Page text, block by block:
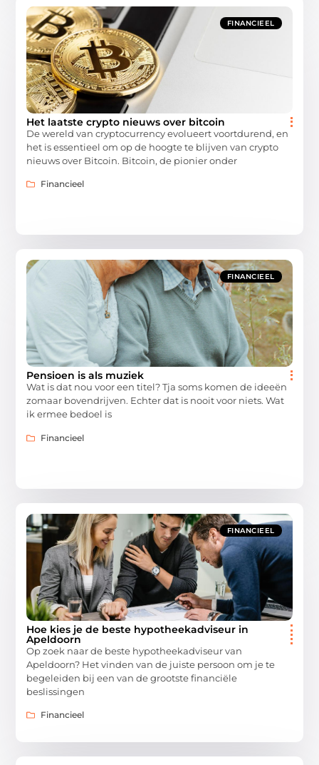
FINANCIEEL
Het laatste crypto nieuws over bitcoin
De wereld van cryptocurrency evolueert voortdurend, en
het is essentieel om op de hoogte te blijven van crypto
nieuws over Bitcoin. Bitcoin, de pionier onder
Financieel
FINANCIEEL
Pensioen is als muziek
Wat is dat nou voor een titel? Tja soms komen de ideeën
zomaar bovendrijven. Echter dat is nooit voor niets. Wat
ik ermee bedoel is
Financieel
FINANCIEEL
Hoe kies je de beste hypotheekadviseur in
Apeldoorn
Op zoek naar de beste hypotheekadviseur van
Apeldoorn? Het vinden van de juiste persoon om je te
begeleiden bij een van de grootste financiële
beslissingen
Financieel